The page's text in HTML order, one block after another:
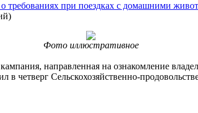
при поездках с домашними
)
Фото иллюстративное
направленная на ознакомление
четверг Сельскохозяйственно-